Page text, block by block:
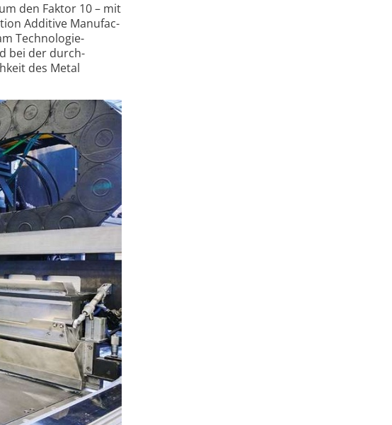
den Faktor 10 – mit
Additive Manu­fac­
Techno­logie­
bei der durch­
des Metal